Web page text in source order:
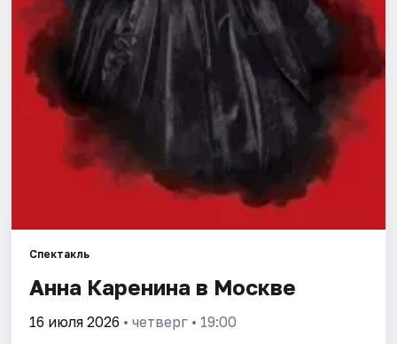
Артисты
Рейтинги
Спектакль
Анна Каренина в Москве
16 июля 2026 • четверг • 19:00